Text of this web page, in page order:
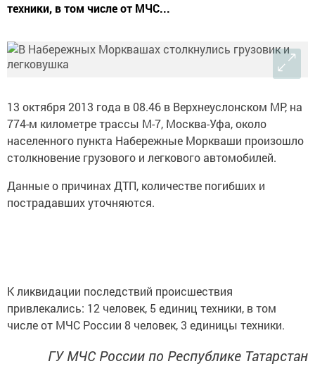
техники, в том числе от МЧС...
13 октября 2013 года в 08.46 в Верхнеуслонском МР, на
774-м километре трассы М-7, Москва-Уфа, около
населенного пункта Набережные Моркваши произошло
столкновение грузового и легкового автомобилей.
Данные о причинах ДТП, количестве погибших и
пострадавших уточняются.
К ликвидации последствий происшествия
привлекались: 12 человек, 5 единиц техники, в том
числе от МЧС России 8 человек, 3 единицы техники.
ГУ МЧС России по Республике Татарстан